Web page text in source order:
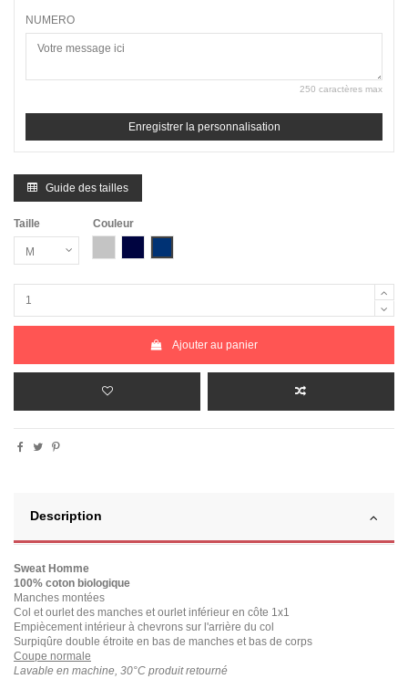
NUMERO
250 caractères max
Enregistrer la personnalisation
Guide des tailles
Taille
Couleur
Ajouter au panier
Description
Sweat Homme
100% coton biologique
Manches montées
Col et ourlet des manches et ourlet inférieur en côte 1x1
Empiècement intérieur à chevrons sur l'arrière du col
Surpiqûre double étroite en bas de manches et bas de corps
Coupe normale
Lavable en machine, 30°C produit retourné